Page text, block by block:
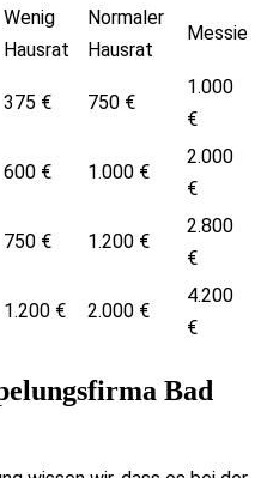
Wenig
Hausrat
Normaler
Hausrat
Messie
375 € 750 €
1.000
€
600 € 1.000 €
2.000
€
750 € 1.200 €
2.800
€
1.200 € 2.000 €
4.200
€
Bad